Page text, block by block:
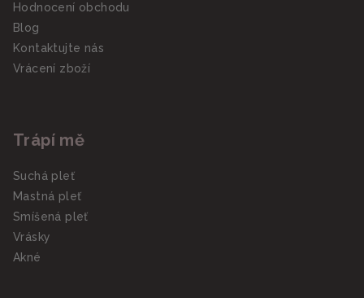
Hodnocení obchodu
Blog
Kontaktujte nás
Vrácení zboží
Trápí mě
Suchá pleť
Mastná pleť
Smíšená pleť
Vrásky
Akné